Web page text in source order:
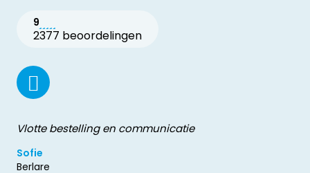
9
2377 beoordelingen
Vlotte bestelling en communicatie
Sofie
Berlare